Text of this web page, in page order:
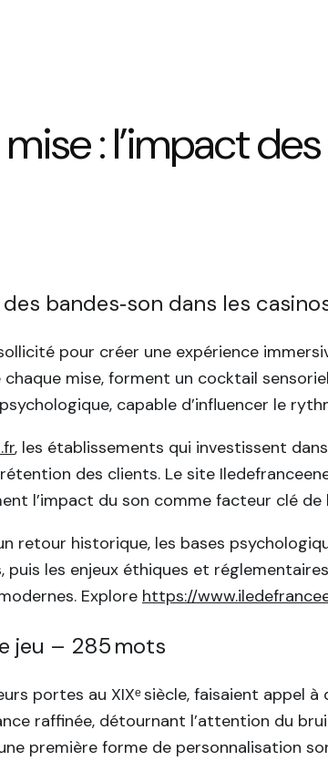
: l’impact
bandes‑son dans les
pour créer une expérience
mise, forment un cocktail
capable d’influencer le
, les établissements qui investissent
des clients. Le site
l’impact du son comme facteur clé de
retour historique, les bases
les enjeux éthiques et
Explore https://
jeu – 285 mots
portes au XIXᵉ siècle, faisaient
raffinée, détournant l’attention du
première forme de personnalisation